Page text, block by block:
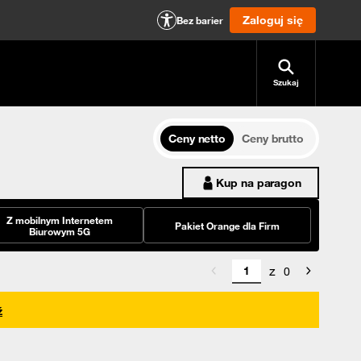
Bez barier Zaloguj się
Szukaj
Ceny netto
Ceny brutto
Kup na paragon
Z mobilnym Internetem
Biurowym 5G
Pakiet Orange dla Firm
z 0